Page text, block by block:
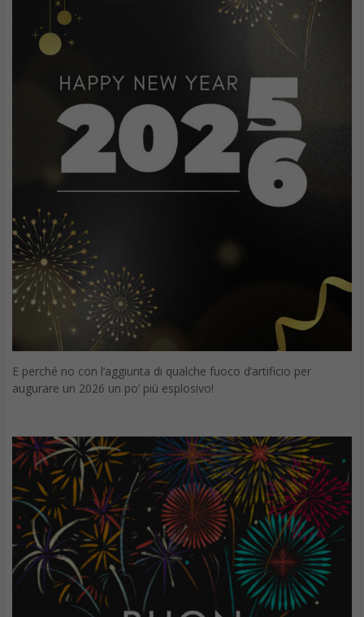
E perché no con l’aggiunta di qualche fuoco d’artificio per
augurare un 2026 un po’ più esplosivo!